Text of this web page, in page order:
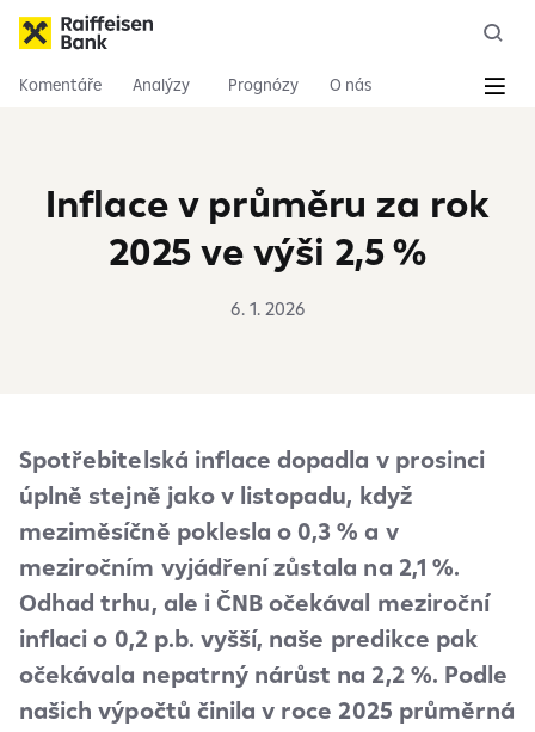
Komentáře Analýzy Prognózy O nás
Inflace v průměru za rok
2025 ve výši 2,5 %
6. 1. 2026
Spotřebitelská inflace dopadla v prosinci
úplně stejně jako v listopadu, když
meziměsíčně poklesla o 0,3 % a v
meziročním vyjádření zůstala na 2,1 %.
Odhad trhu, ale i ČNB očekával meziroční
inflaci o 0,2 p.b. vyšší, naše predikce pak
očekávala nepatrný nárůst na 2,2 %. Podle
našich výpočtů činila v roce 2025 průměrná